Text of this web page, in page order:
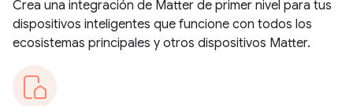
Crea una integración de Matter de primer nivel para tus
dispositivos inteligentes que funcione con todos los
ecosistemas principales y otros dispositivos Matter.